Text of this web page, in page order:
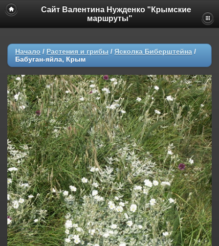
Сайт Валентина Нужденко "Крымские
маршруты"
Начало / Растения и грибы / Ясколка Биберштейна /
Бабуган-яйла, Крым